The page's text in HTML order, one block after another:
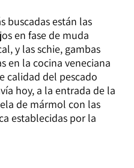
buscadas están las
en fase de muda
y las schie, gambas
en la cocina veneciana
calidad del pescado
hoy, a la entrada de la
de mármol con las
establecidas por la